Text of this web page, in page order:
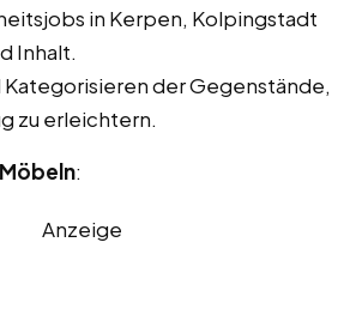
in Kerpen, Kolpingstadt
Inhalt.
der Gegenstände,
zu erleichtern.
:
Anzeige